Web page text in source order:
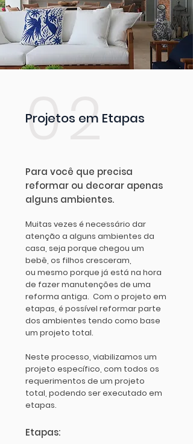
02
Projetos em Etapas
Para você que precisa
reformar ou decorar apenas
alguns ambientes.
Muitas vezes é necessário dar
atenção a alguns ambientes da
casa, seja porque chegou um
bebê, os filhos cresceram,
ou mesmo porque já está na hora
de fazer manutenções de uma
reforma antiga. Com o projeto em
etapas, é possível reformar parte
dos ambientes tendo como base
um projeto total.
Neste processo, viabilizamos um
projeto específico, com todos os
requerimentos de um projeto
total, podendo ser executado em
etapas.
Etapas: